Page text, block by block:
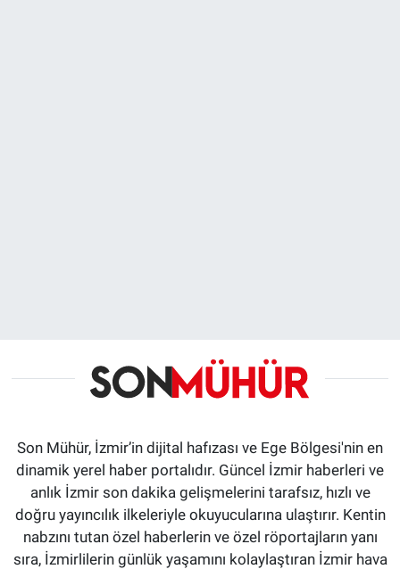
Son Mühür, İzmir’in dijital hafızası ve Ege Bölgesi'nin en
dinamik yerel haber portalıdır. Güncel İzmir haberleri ve
anlık İzmir son dakika gelişmelerini tarafsız, hızlı ve
doğru yayıncılık ilkeleriyle okuyucularına ulaştırır. Kentin
nabzını tutan özel haberlerin ve özel röportajların yanı
sıra, İzmirlilerin günlük yaşamını kolaylaştıran İzmir hava